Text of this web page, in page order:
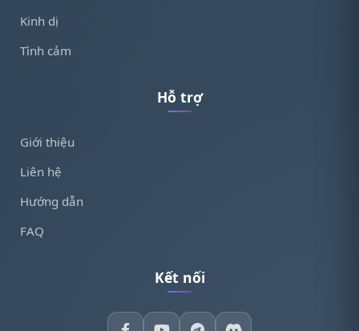
Kinh dị
Tình cảm
Hỗ trợ
Giới thiệu
Liên hệ
Hướng dẫn
FAQ
Kết nối